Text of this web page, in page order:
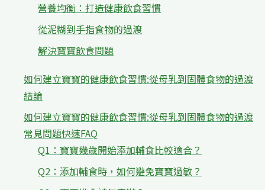
營養均衡：打造健康飲食習慣
從泥糊到手指食物的過渡
解決寶寶飲食問題
如何建立寶寶的健康飲食習慣:從母乳到固體食物的過渡
結論
如何建立寶寶的健康飲食習慣:從母乳到固體食物的過渡
常見問題快速FAQ
Q1：寶寶幾歲開始添加輔食比較適合？
Q2：添加輔食時，如何避免寶寶過敏？